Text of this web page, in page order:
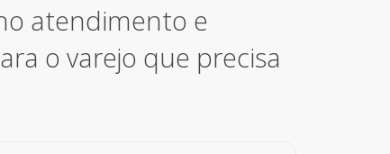
atendimento e
o varejo que precisa